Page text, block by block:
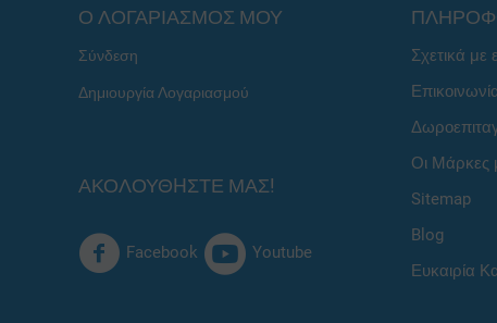
Ο ΛΟΓΑΡΙΑΣΜΟΣ ΜΟΥ
Σύνδεση
Δημιουργία Λογαριασμού
ΑΚΟΛΟΥΘHΣΤΕ ΜΑΣ!
Facebook Youtube
Σχετικά με
Οι Μάρκες
Sitemap
Blog
Ευκαιρία